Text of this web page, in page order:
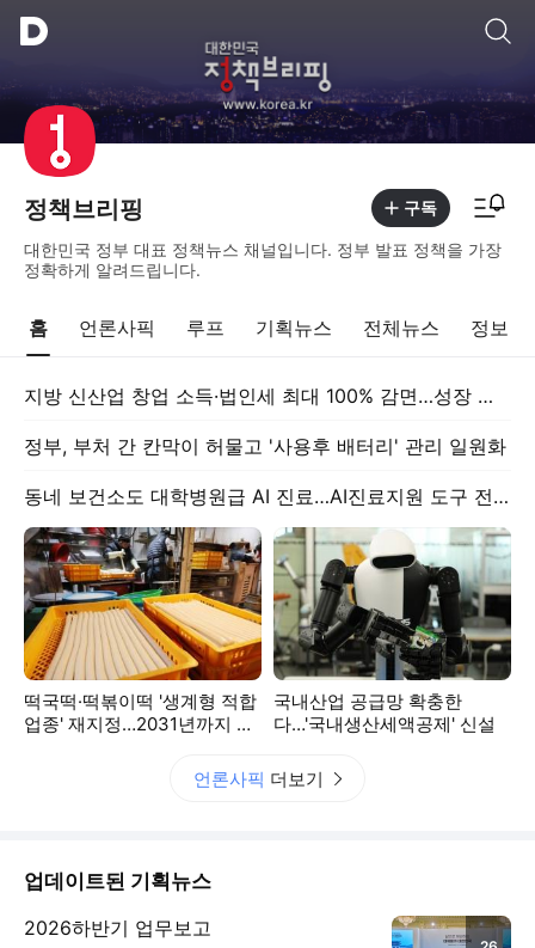
정책브리핑 구독
대한민국 정부 대표 정책뉴스 채널입니다. 정부 발표 정책을 가장
정확하게 알려드립니다.
홈 언론사픽 루프 기획뉴스 전체뉴스 정보
지방 신산업 창업 소득·법인세 최대 100% 감면…성장 지원 강화
정부, 부처 간 칸막이 허물고 '사용후 배터리' 관리 일원화
동네 보건소도 대학병원급 AI 진료…AI진료지원 도구 전국 보급
떡국떡·떡볶이떡 '생계형 적합
업종' 재지정…2031년까지 보
국내산업 공급망 확충한
다…'국내생산세액공제' 신설
언론사픽 더보기
업데이트된 기획뉴스
2026하반기 업무보고